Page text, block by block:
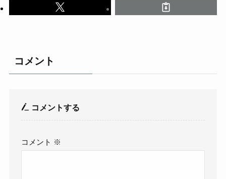
コメント
コメントする
コメント ※